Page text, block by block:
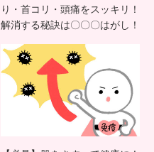
自分
効果
り・首コリ・頭痛をスッキリ！
解消する秘訣は〇〇〇はがし！